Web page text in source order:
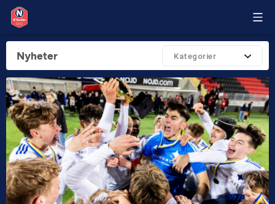
Nyheter Kategorier